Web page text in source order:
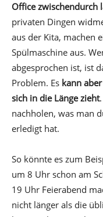
Office zwischendurch
privaten Dingen
aus der Kita, machen
Spülmaschine aus.
abgesprochen ist, ist
Problem. Es kann
sich in die Länge zieht
nachholen, was man
erledigt hat.
So könnte es zum
um 8 Uhr schon am
19 Uhr Feierabend
nicht länger als die